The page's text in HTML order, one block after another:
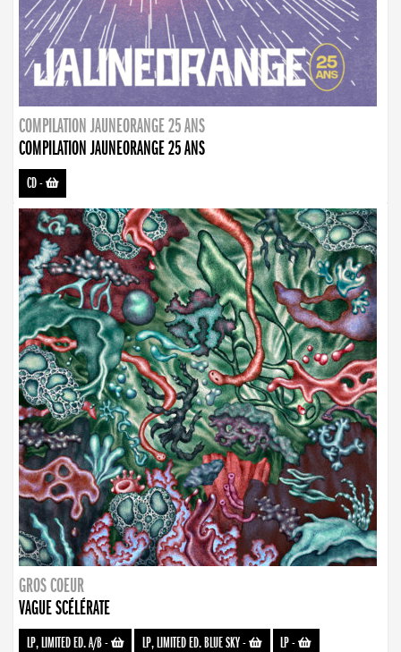
COMPILATION JAUNEORANGE 25 ANS
COMPILATION JAUNEORANGE 25 ANS
CD-
GROS COEUR
VAGUE SCÉLÉRATE
LP, LIMITED ED. A/B- LP, LIMITED ED. BLUE SKY- LP-